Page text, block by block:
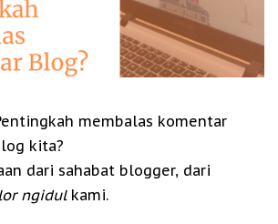
membalas komentar
kita?
dari sahabat blogger, dari
ngidul kami.